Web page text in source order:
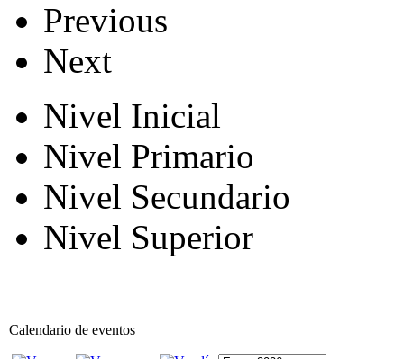
Previous
Next
Nivel Inicial
Nivel Primario
Nivel Secundario
Nivel Superior
Calendario de eventos